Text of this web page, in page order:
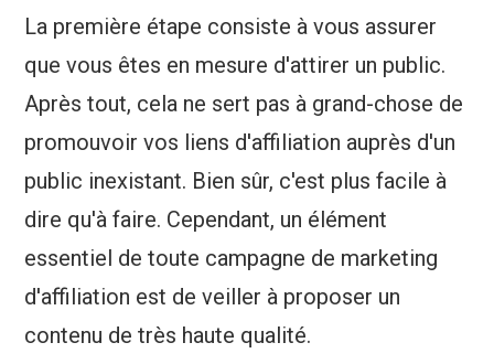
La première étape consiste à vous assurer
que vous êtes en mesure d'attirer un public.
Après tout, cela ne sert pas à grand-chose de
promouvoir vos liens d'affiliation auprès d'un
public inexistant. Bien sûr, c'est plus facile à
dire qu'à faire. Cependant, un élément
essentiel de toute campagne de marketing
d'affiliation est de veiller à proposer un
contenu de très haute qualité.